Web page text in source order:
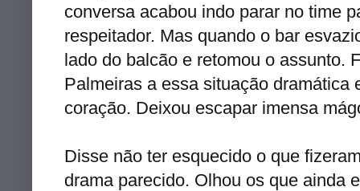
conversa acabou indo parar no time
respeitador. Mas quando o bar
lado do balcão e retomou o assunto.
Palmeiras a essa situação dramática
coração. Deixou escapar imensa
Disse não ter esquecido o que
drama parecido. Olhou os que ainda